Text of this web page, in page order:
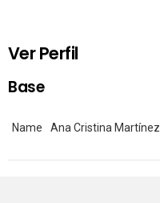
Ver Perfil
Base
Name Ana Cristina Martínez